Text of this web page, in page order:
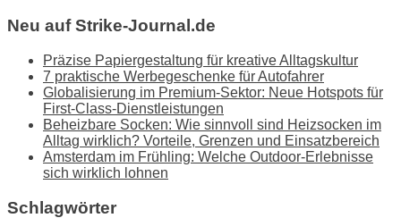
Neu auf Strike-Journal.de
Präzise Papiergestaltung für kreative Alltagskultur
7 praktische Werbegeschenke für Autofahrer
Globalisierung im Premium-Sektor: Neue Hotspots für
First-Class-Dienstleistungen
Beheizbare Socken: Wie sinnvoll sind Heizsocken im
Alltag wirklich? Vorteile, Grenzen und Einsatzbereich
Amsterdam im Frühling: Welche Outdoor-Erlebnisse
sich wirklich lohnen
Schlagwörter